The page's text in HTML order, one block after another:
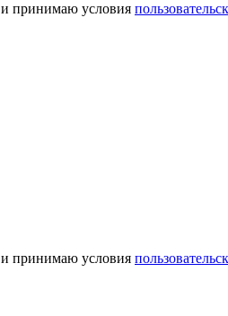
и принимаю условия
и принимаю условия